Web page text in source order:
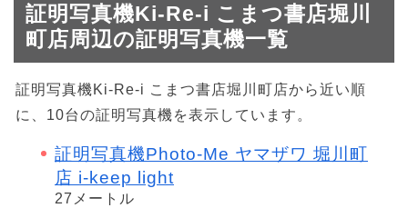
証明写真機Ki-Re-i こまつ書店堀川
町店周辺の証明写真機一覧
証明写真機Ki-Re-i こまつ書店堀川町店から近い順
に、10台の証明写真機を表示しています。
証明写真機Photo-Me ヤマザワ 堀川町
店 i-keep light
27メートル